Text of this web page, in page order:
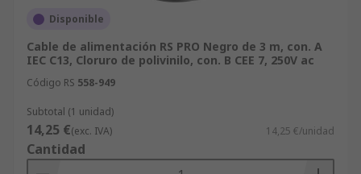
Encuentras otros
tienes un pedido de más de 500 €, consulta
nuestrasofertas.
Disponible
Cable de alimentación RS PRO Negro de 3 m, con. A
IEC C13, Cloruro de polivinilo, con. B CEE 7, 250V ac
Código RS 558-949
Subtotal (1 unidad)
14,25 €(exc. IVA) 14,25 €/unidad
Cantidad